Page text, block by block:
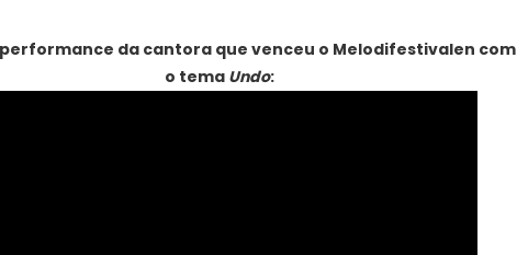
performance da cantora que venceu o Melodifestivalen com
o tema Undo: